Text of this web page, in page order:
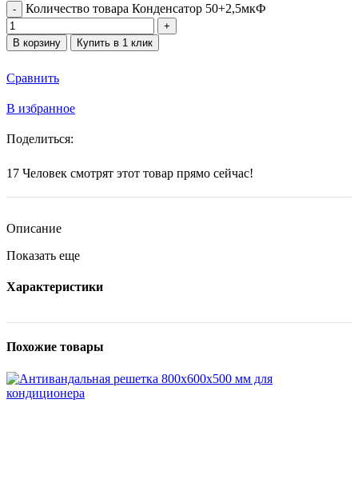
Количество товара Конденсатор 50+2,5мкФ
В корзину Купить в 1 клик
Сравнить
В избранное
Поделиться:
17 Человек смотрят этот товар прямо сейчас!
Описание
Показать еще
Характеристики
Похожие товары